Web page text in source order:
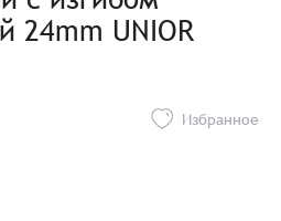
24mm UNIOR
Избранное